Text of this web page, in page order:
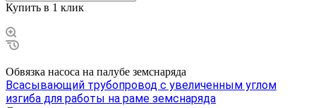
Купить в 1 клик
Обвязка насоса на палубе земснаряда
Всасывающий трубопровод с увеличенным углом
изгиба для работы на раме земснаряда